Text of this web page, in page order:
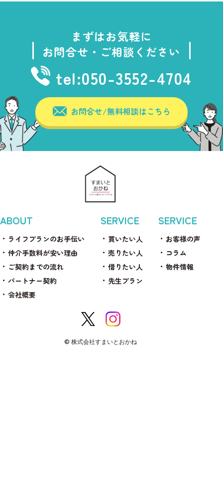
まずはお気軽に
お問合せ・ご相談ください
tel:050-3552-4704
お問合せ/無料相談はこちら
ABOUT
ライフプランのお手伝い
仲介手数料が安い理由
ご契約までの流れ
パートナー契約
会社概要
SERVICE
買いたい人
売りたい人
借りたい人
先生プラン
SERVICE
お客様の声
コラム
物件情報
© 株式会社すまいとおかね